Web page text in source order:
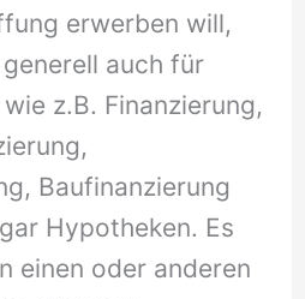
erwerben will,
auch für
z.B. Finanzierung,
Baufinanzierung
Hypotheken. Es
einen oder anderen